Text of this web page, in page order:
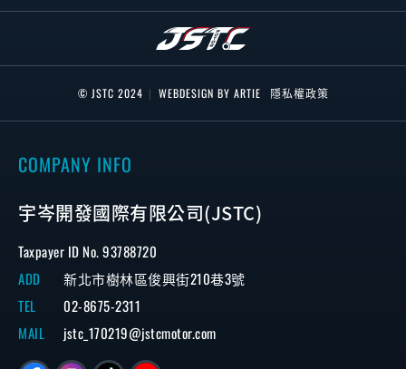
© JSTC 2024 | WEBDESIGN BY ARTIE 隱私權政策
COMPANY INFO
宇岑開發國際有限公司(JSTC)
Taxpayer ID No. 93788720
ADD
新北市樹林區俊興街210巷3號
TEL
02-8675-2311
MAIL
jstc_170219@jstcmotor.com